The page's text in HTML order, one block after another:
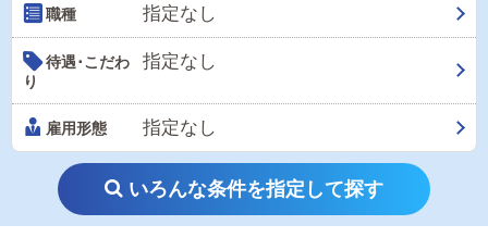
職種 指定なし
待遇･こだわ
り
指定なし
雇用形態 指定なし
いろんな条件を指定して探す